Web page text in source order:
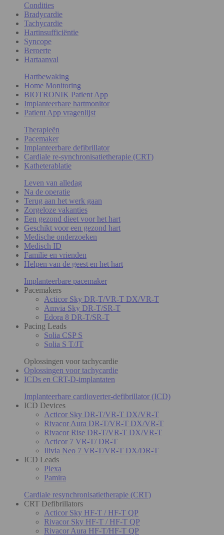
Condities
Bradycardie
Tachycardie
Hartinsufficiëntie
Syncope
Beroerte
Hartaanval
Hartbewaking
Home Monitoring
BIOTRONIK Patient App
Implanteerbare hartmonitor
Patient App vragenlijst
Therapieën
Pacemaker
Implanteerbare defibrillator
Cardiale re-synchronisatietherapie (CRT)
Katheterablatie
Leven van alledag
Na de operatie
Terug aan het werk gaan
Zorgeloze vakanties
Een gezond dieet voor het hart
Geschikt voor een gezond hart
Medische onderzoeken
Medisch ID
Familie en vrienden
Helpen van de geest en het hart
Implanteerbare pacemaker
Pacemakers
Acticor Sky DR-T/VR-T DX/VR-T
Amvia Sky DR-T/SR-T
Edora 8 DR-T/SR-T
Pacing Leads
Solia CSP S
Solia S T/JT
Oplossingen voor tachycardie
Oplossingen voor tachycardie
ICDs en CRT-D-implantaten
Implanteerbare cardioverter-defibrillator (ICD)
ICD Devices
Acticor Sky DR-T/VR-T DX/VR-T
Rivacor Aura DR-T/VR-T DX/VR-T
Rivacor Rise DR-T/VR-T DX/VR-T
Acticor 7 VR-T/ DR-T
Ilivia Neo 7 VR-T/VR-T DX/DR-T
ICD Leads
Plexa
Pamira
Cardiale resynchronisatietherapie (CRT)
CRT Defibrillators
Acticor Sky HF-T / HF-T QP
Rivacor Sky HF-T / HF-T QP
Rivacor Aura HF-T/HF-T QP